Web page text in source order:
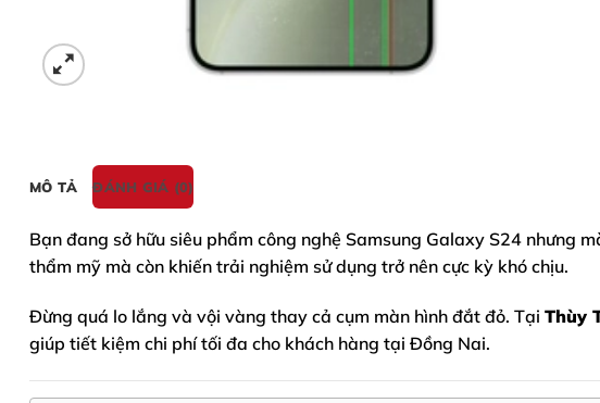
MÔ TẢ ĐÁNH GIÁ (0)
Bạn đang sở hữu siêu phẩm công nghệ Samsung Galaxy S24 nhưng
thẩm mỹ mà còn khiến trải nghiệm sử dụng trở nên cực kỳ khó chịu.
Đừng quá lo lắng và vội vàng thay cả cụm màn hình đắt đỏ. Tại Thùy
giúp tiết kiệm chi phí tối đa cho khách hàng tại Đồng Nai.